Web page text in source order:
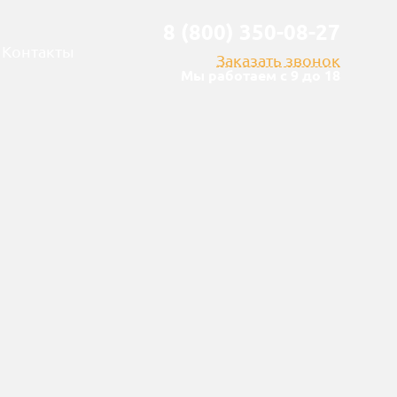
Заказать звонок